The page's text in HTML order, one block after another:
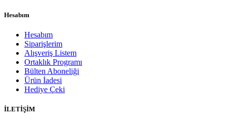
Hesabım
Hesabım
Siparişlerim
Alışveriş Listem
Ortaklık Programı
Bülten Aboneliği
Ürün İadesi
Hediye Çeki
İLETİŞİM